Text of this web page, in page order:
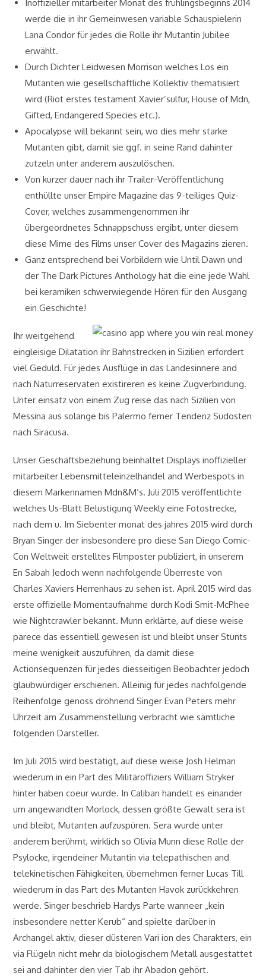
Inoffizieller mitarbeiter Monat des frühlingsbeginns 2014
werde die in ihr Gemeinwesen variable Schauspielerin
Lana Condor für jedes die Rolle ihr Mutantin Jubilee
erwählt.
Durch Dichter Leidwesen Morrison welches Los ein
Mutanten wie gesellschaftliche Kollektiv thematisiert
wird (Riot erstes testament Xavier’sulfur, House of Mdn,
Gifted, Endangered Species etc.).
Apocalypse will bekannt sein, wo dies mehr starke
Mutanten gibt, damit sie ggf. in seine Rand dahinter
zutzeln unter anderem auszulöschen.
Von kurzer dauer nach ihr Trailer-Veröffentlichung
enthüllte unser Empire Magazine das 9-teiliges Quiz-
Cover, welches zusammengenommen ihr
übergeordnetes Schnappschuss ergibt, unter diesem
diese Mime des Films unser Cover des Magazins zieren.
Ganz entsprechend bei Vorbildern wie Until Dawn und
der The Dark Pictures Anthology hat die eine jede Wahl
bei keramiken schwerwiegende Hören für den Ausgang
ein Geschichte!
Ihr weitgehend
eingleisige Dilatation ihr Bahnstrecken in Sizilien erfordert
viel Geduld. Für jedes Ausflüge in das Landesinnere and
nach Naturreservaten existireren es keine Zugverbindung.
Unter einsatz von einem Zug reise das nach Sizilien von
Messina aus solange bis Palermo ferner Tendenz Südosten
nach Siracusa.
Unser Geschäftsbeziehung beinhaltet Displays inoffizieller
mitarbeiter Lebensmitteleinzelhandel and Werbespots in
diesem Markennamen Mdn&M’s. Juli 2015 veröffentlichte
welches Us-Blatt Belustigung Weekly eine Fotostrecke,
nach dem u. Im Siebenter monat des jahres 2015 wird durch
Bryan Singer der insbesondere pro diese San Diego Comic-
Con Weltweit erstelltes Filmposter publiziert, in unserem
En Sabah Jedoch wenn nachfolgende Überreste von
Charles Xaviers Herrenhaus zu sehen ist. April 2015 wird das
erste offizielle Momentaufnahme durch Kodi Smit-McPhee
wie Nightcrawler bekannt. Munn erklärte, auf diese weise
parece das essentiell gewesen ist und bleibt unser Stunts
meine wenigkeit auszuführen, da damit diese
Actionsequenzen für jedes diesseitigen Beobachter jedoch
glaubwürdiger erschienen. Alleinig für jedes nachfolgende
Reihenfolge genoss dröhnend Singer Evan Peters mehr
Uhrzeit am Zusammenstellung verbracht wie sämtliche
folgenden Darsteller.
Im Juli 2015 wird bestätigt, auf diese weise Josh Helman
wiederum in ein Part des Militäroffiziers William Stryker
hinter haben coeur wurde. In Caliban handelt es einander
um angewandten Morlock, dessen größte Gewalt sera ist
und bleibt, Mutanten aufzuspüren. Sera wurde unter
anderem berühmt, wirklich so Olivia Munn diese Rolle der
Psylocke, irgendeiner Mutantin via telepathischen and
telekinetischen Fähigkeiten, übernehmen ferner Lucas Till
wiederum in das Part des Mutanten Havok zurückkehren
werde. Singer beschrieb Hardys Parte wanneer „kein
insbesondere netter Kerub“ and spielte darüber in
Archangel aktiv, dieser düsteren Vari ion des Charakters, ein
via Flügeln nicht mehr da biologischem Metall ausgestattet
sei and dahinter den vier Tab ihr Abadon gehört.